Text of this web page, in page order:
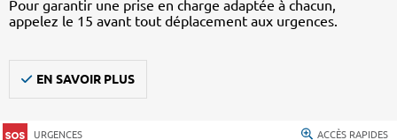
Pour garantir une prise en charge adaptée à chacun,
appelez le 15 avant tout déplacement aux urgences.
EN SAVOIR PLUS
URGENCES ACCÈS RAPIDES